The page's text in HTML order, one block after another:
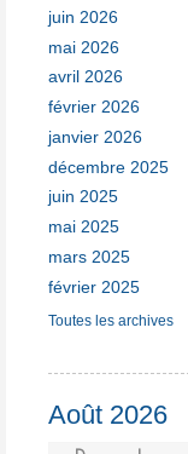
juin 2026
mai 2026
avril 2026
février 2026
janvier 2026
décembre 2025
juin 2025
mai 2025
mars 2025
février 2025
Toutes les archives
Août 2026